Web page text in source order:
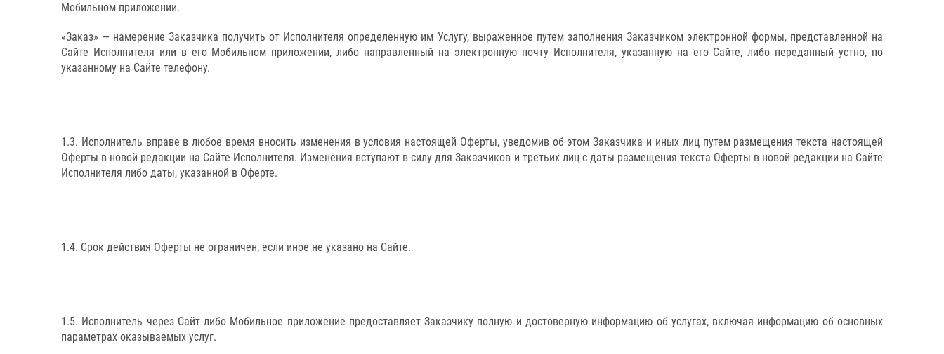
Мобильном приложении.
«Заказ» — намерение Заказчика получить от Исполнителя определенную им Услугу, выраженное путем заполнения Заказчиком электронной формы, представленной на
Сайте Исполнителя или в его Мобильном приложении, либо направленный на электронную почту Исполнителя, указанную на его Сайте, либо переданный устно, по
указанному на Сайте телефону.
1.3. Исполнитель вправе в любое время вносить изменения в условия настоящей Оферты, уведомив об этом Заказчика и иных лиц путем размещения текста настоящей
Оферты в новой редакции на Сайте Исполнителя. Изменения вступают в силу для Заказчиков и третьих лиц с даты размещения текста Оферты в новой редакции на Сайте
Исполнителя либо даты, указанной в Оферте.
1.4. Срок действия Оферты не ограничен, если иное не указано на Сайте.
1.5. Исполнитель через Сайт либо Мобильное приложение предоставляет Заказчику полную и достоверную информацию об услугах, включая информацию об основных
параметрах оказываемых услуг.